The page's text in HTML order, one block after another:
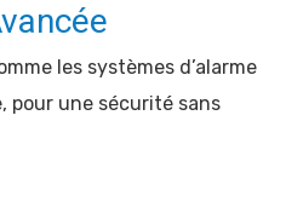
les systèmes d’alarme
pour une sécurité sans